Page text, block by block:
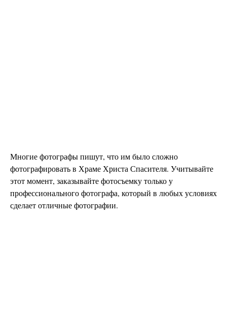
Многие фотографы пишут, что им было сложно
фотографировать в Храме Христа Спасителя. Учитывайте
этот момент, заказывайте фотосъемку только у
профессионального фотографа, который в любых условиях
сделает отличные фотографии.